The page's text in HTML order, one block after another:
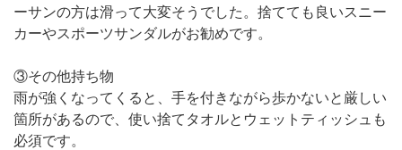
ーサンの方は滑って大変そうでした。捨てても良いスニー
カーやスポーツサンダルがお勧めです。
③その他持ち物
雨が強くなってくると、手を付きながら歩かないと厳しい
箇所があるので、使い捨てタオルとウェットティッシュも
必須です。